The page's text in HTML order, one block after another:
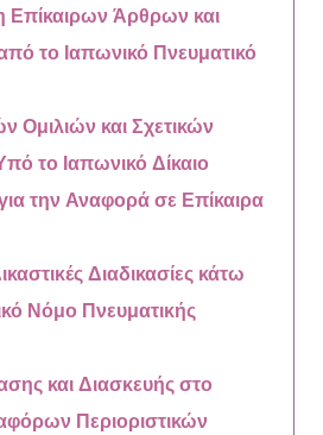
Επίκαιρων Άρθρων και
το Ιαπωνικό Πνευματικό
Ομιλιών και Σχετικών
το Ιαπωνικό Δίκαιο
την Αναφορά σε Επίκαιρα
Διαδικασίες κάτω
Νόμο Πνευματικής
και Διασκευής στο
Περιοριστικών